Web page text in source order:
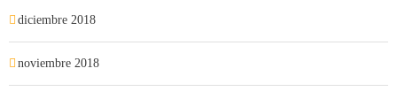
diciembre 2018
noviembre 2018